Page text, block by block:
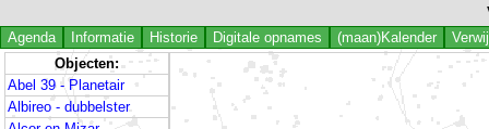
Agenda Informatie Historie Digitale opnames (maan)Kalender
Objecten:
Abel 39 - Planetair
Albireo - dubbelster